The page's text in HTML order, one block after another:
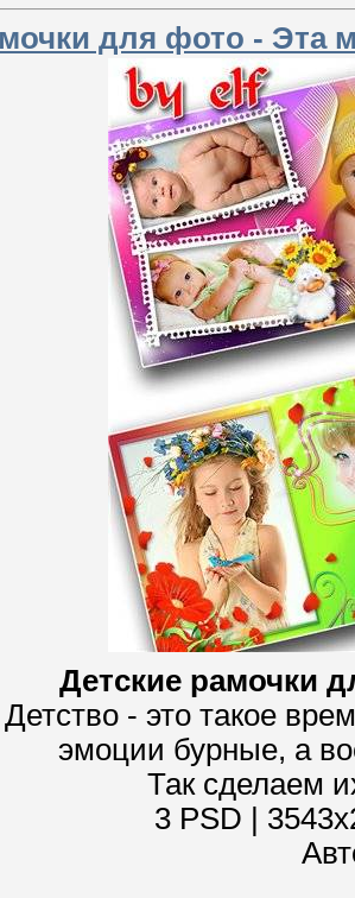
для фото - Эта
Детские рамочки
Детство - это такое
эмоции бурные, а
Так сделаем
3 PSD |